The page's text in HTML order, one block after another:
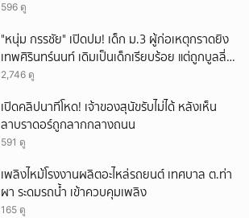
596 ดู
"หนุ่ม กรรชัย" เปิดปม! เด็ก ม.3 ผู้ก่อเหตุกราดยิง
เทพศิรินทร์นนท์ เดิมเป็นเด็กเรียบร้อย แต่ถูกบูลลี่
หนัก คาดแรงกดดันสะสมกลายเป็นแรงแค้น จนก่อ
2,746 ดู
เปิดคลิปนาทีโหด! เจ้าของสุนัขรับไม่ได้ หลังเห็น
ลาบราดอร์ถูกลากกลางถนน
591 ดู
เพลิงไหม้โรงงานผลิตอะไหล่รถยนต์ เทศบาล ต.ท่า
ผา ระดมรถน้ำ เข้าควบคุมเพลิง
165 ดู